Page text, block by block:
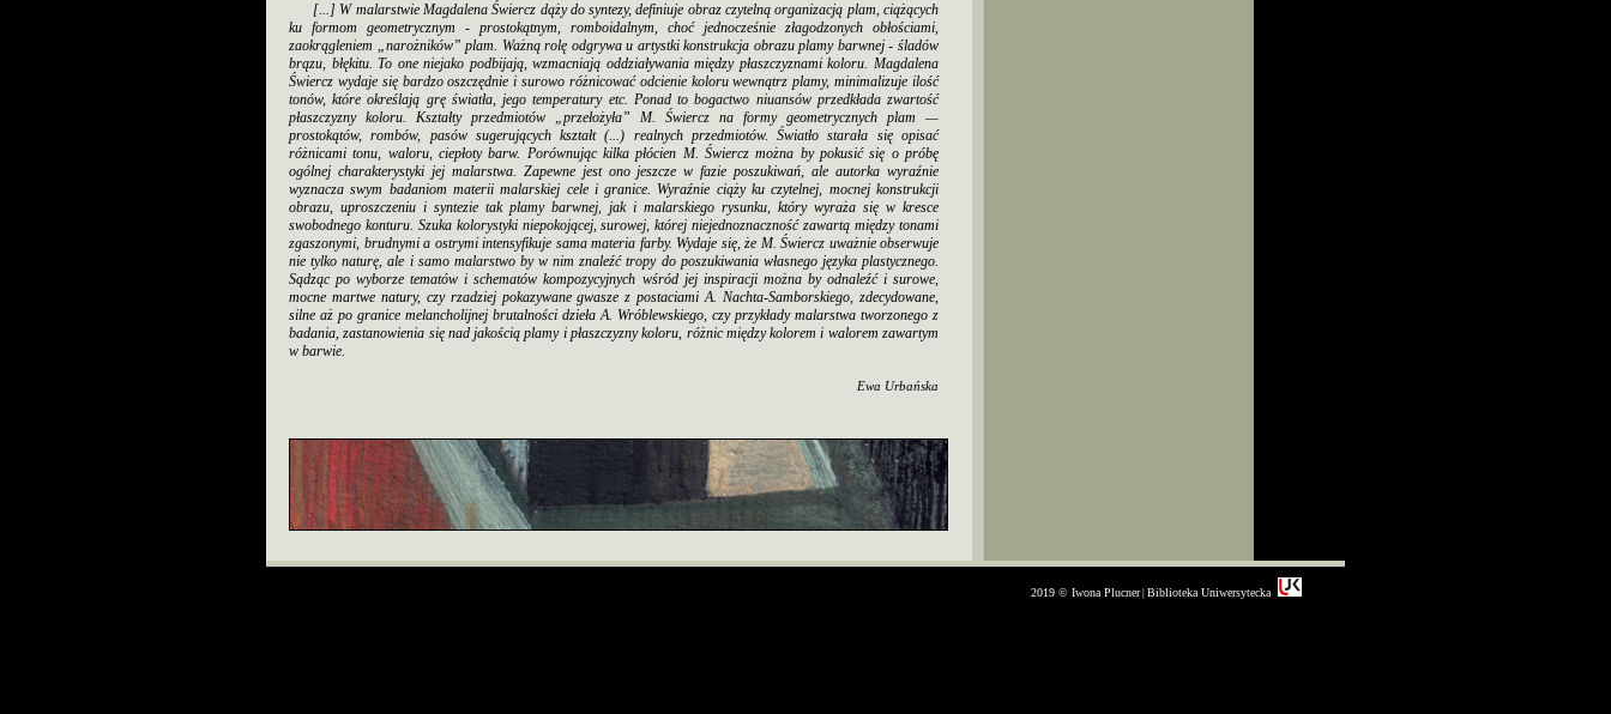
[...] W malarstwie Magdalena Świercz dąży do syntezy, definiuje obraz czytelną organizacją plam, ciążących
ku formom geometrycznym - prostokątnym, romboidalnym, choć jednocześnie złagodzonych obłościami,
zaokrągleniem „narożników” plam. Ważną rolę odgrywa u artystki konstrukcja obrazu plamy barwnej - śladów
brązu, błękitu. To one niejako podbijają, wzmacniają oddziaływania między płaszczyznami koloru. Magdalena
Świercz wydaje się bardzo oszczędnie i surowo różnicować odcienie koloru wewnątrz plamy, minimalizuje ilość
tonów, które określają grę światła, jego temperatury etc. Ponad to bogactwo niuansów przedkłada zwartość
płaszczyzny koloru. Kształty przedmiotów „przełożyła” M. Świercz na formy geometrycznych plam —
prostokątów, rombów, pasów sugerujących kształt (...) realnych przedmiotów. Światło starała się opisać
różnicami tonu, waloru, ciepłoty barw. Porównując kilka płócien M. Świercz można by pokusić się o próbę
ogólnej charakterystyki jej malarstwa. Zapewne jest ono jeszcze w fazie poszukiwań, ale autorka wyraźnie
wyznacza swym badaniom materii malarskiej cele i granice. Wyraźnie ciąży ku czytelnej, mocnej konstrukcji
obrazu, uproszczeniu i syntezie tak plamy barwnej, jak i malarskiego rysunku, który wyraża się w kresce
swobodnego konturu. Szuka kolorystyki niepokojącej, surowej, której niejednoznaczność zawartą między tonami
zgaszonymi, brudnymi a ostrymi intensyfikuje sama materia farby. Wydaje się, że M. Świercz uważnie obserwuje
nie tylko naturę, ale i samo malarstwo by w nim znaleźć tropy do poszukiwania własnego języka plastycznego.
Sądząc po wyborze tematów i schematów kompozycyjnych wśród jej inspiracji można by odnaleźć i surowe,
mocne martwe natury, czy rzadziej pokazywane gwasze z postaciami A. Nachta-Samborskiego, zdecydowane,
silne aż po granice melancholijnej brutalności dzieła A. Wróblewskiego, czy przykłady malarstwa tworzonego z
badania, zastanowienia się nad jakością plamy i płaszczyzny koloru, różnic między kolorem i walorem zawartym
w barwie.
Ewa Urbańska
2019 © Iwona Plucner| Biblioteka Uniwersytecka